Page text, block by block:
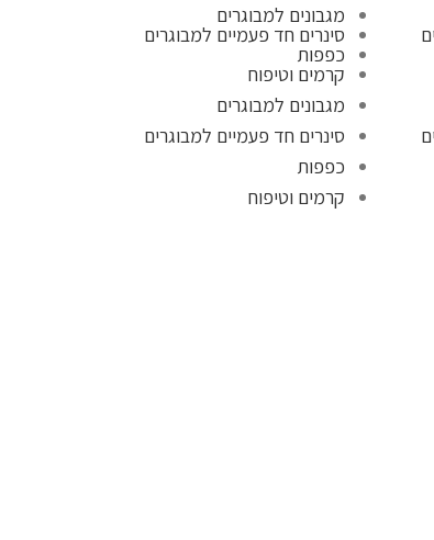
מגבונים למבוגרים
סינרים חד פעמיים למבוגרים
כפפות
קרמים וטיפוח
מגבונים למבוגרים
סינרים חד פעמיים למבוגרים
כפפות
קרמים וטיפוח